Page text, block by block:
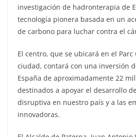
investigación de hadronterapia de
tecnología pionera basada en un
de carbono para luchar contra el
El centro, que se ubicará en el Parc
ciudad, contará con una inversión
España de aproximadamente 22
destinados a apoyar el desarrollo
disruptiva en nuestro país y a las
innovadoras.